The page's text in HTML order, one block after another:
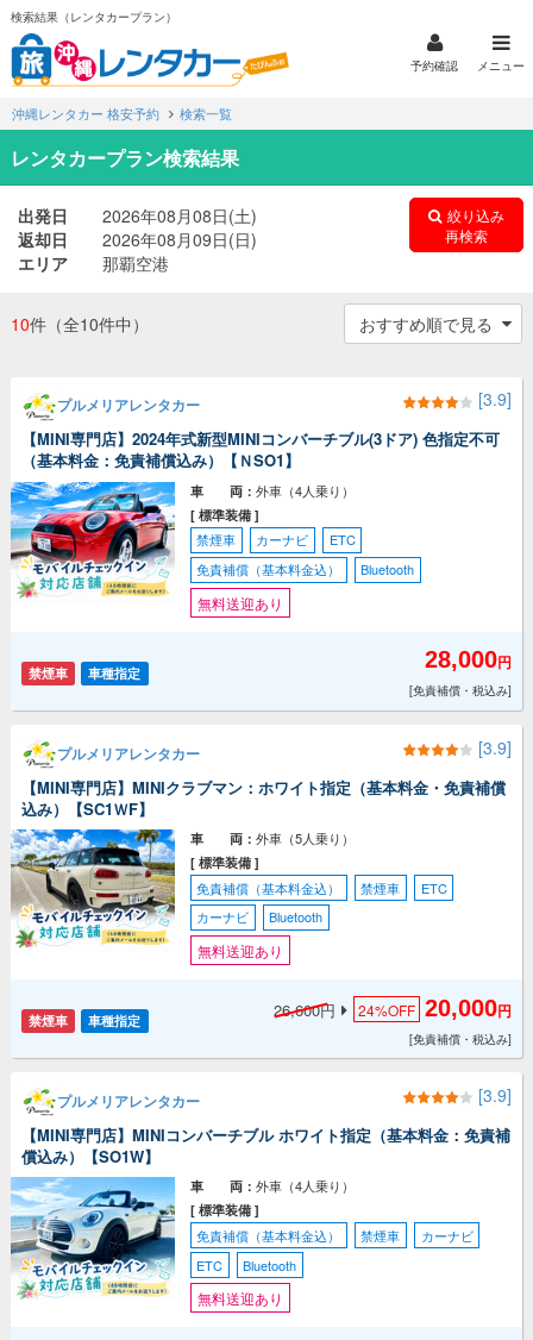
検索結果（レンタカープラン）
予約確認 メニュー
沖縄レンタカー 格安予約 検索一覧
レンタカープラン検索結果
出発日
2026年08月08日(土)
返却日
2026年08月09日(日)
エリア
那覇空港
絞り込み
再検索
10件（全10件中）
プルメリアレンタカー [3.9]
【MINI専門店】2024年式新型MINIコンバーチブル(3ドア) 色指定不可
（基本料金：免責補償込み）【ＮSO1】
車 両： 外車（4人乗り）
[ 標準装備 ]
禁煙車 カーナビ
ETC
免責補償（基本料金込）
Bluetooth
無料送迎あり
禁煙車 車種指定 28,000円
[免責補償・税込み]
プルメリアレンタカー [3.9]
【MINI専門店】MINIクラブマン：ホワイト指定（基本料金・免責補償
込み）【SC1ＷF】
車 両： 外車（5人乗り）
[ 標準装備 ]
免責補償（基本料金込） 禁煙車
ETC
カーナビ
Bluetooth
無料送迎あり
禁煙車 車種指定 26,600円 24%OFF 20,000円
[免責補償・税込み]
プルメリアレンタカー [3.9]
【MINI専門店】MINIコンバーチブル ホワイト指定（基本料金：免責補
償込み）【SO1W】
車 両： 外車（4人乗り）
[ 標準装備 ]
免責補償（基本料金込） 禁煙車
カーナビ
ETC
Bluetooth
無料送迎あり